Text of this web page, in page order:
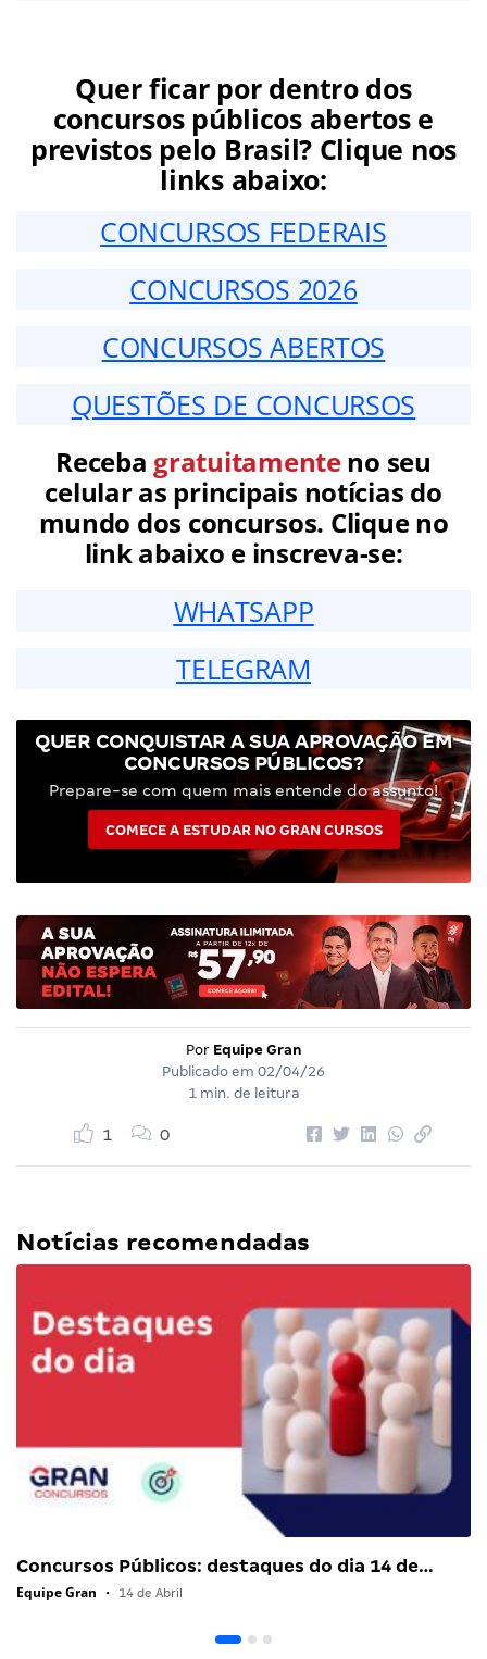
Quer ficar por dentro dos
concursos públicos abertos e
previstos pelo Brasil? Clique nos
links abaixo:
CONCURSOS FEDERAIS
CONCURSOS 2026
CONCURSOS ABERTOS
QUESTÕES DE CONCURSOS
Receba gratuitamenteno seu
celular as principais notícias do
mundo dos concursos. Clique no
link abaixo e inscreva-se:
WHATSAPP
TELEGRAM
QUER CONQUISTAR A SUA APROVAÇÃO EM
CONCURSOS PÚBLICOS?
Prepare-se com quem mais entende do assunto!
COMECE A ESTUDAR NO GRAN CURSOS
Por Equipe Gran
Publicado em 02/04/26
1 min. de leitura
1 0
Notícias recomendadas
Concursos Públicos: destaques do dia 14 de…
Equipe Gran • 14 de Abril